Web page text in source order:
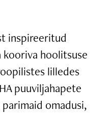
inspireeritud
kooriva hoolitsuse
lilledes
puuviljahapete
omadusi,